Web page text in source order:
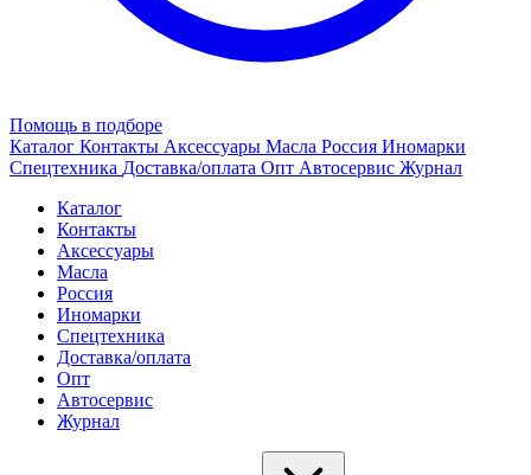
Помощь в подборе
Каталог Контакты Аксессуары Масла Россия Иномарки
Спецтехника Доставка/оплата Опт Автосервис Журнал
Каталог
Контакты
Аксессуары
Масла
Россия
Иномарки
Спецтехника
Доставка/оплата
Опт
Автосервис
Журнал